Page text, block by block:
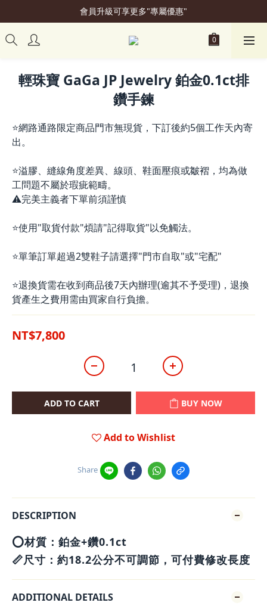
加入會員立即贈50元購物金
會員升級可享更多"專屬優惠"
加入會員立即贈50元購物金
輕珠寶 GaGa JP Jewelry 鉑金0.1ct排
鑽手鍊
⭐網路通路限定商品門市無現貨，下訂後約5個工作天內寄
出。
⭐溢膠、縫線角度差異、線頭、鞋面壓痕或皺褶，均為做
工問題不屬於瑕疵範疇。
⚠️完美主義者下單前須謹慎
⭐使用"取貨付款"煩請"記得取貨"以免觸法。
⭐單筆訂單超過2雙鞋子請選擇"門市自取"或"宅配"
⭐退換貨需在收到商品後7天內辦理(逾其不予受理)，退換
貨產生之費用需由買家自行負擔。
NT$7,800
ADD TO CART BUY NOW
Add to Wishlist
Share
DESCRIPTION
⭕️材質：鉑金+鑽0.1ct
📏尺寸：約18.2公分不可調節，可付費修改長度
ADDITIONAL DETAILS